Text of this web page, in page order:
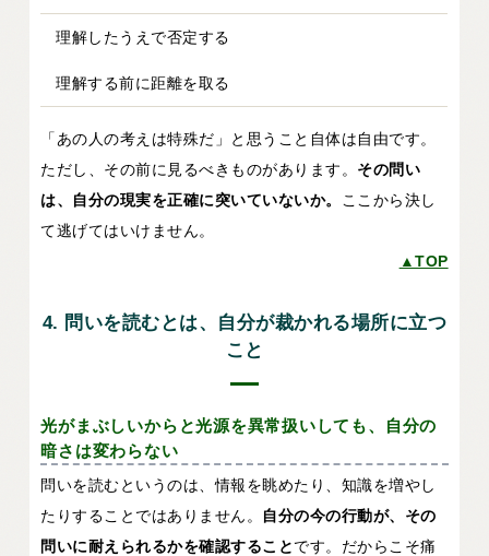
理解したうえで否定する
理解する前に距離を取る
「あの人の考えは特殊だ」と思うこと自体は自由です。
ただし、その前に見るべきものがあります。 その問い
は、自分の現実を正確に突いていないか。
ここから決し
て逃げてはいけません。
▲TOP
4. 問いを読むとは、自分が裁かれる場所に立つ
こと
光がまぶしいからと光源を異常扱いしても、自分の
暗さは変わらない
問いを読むというのは、情報を眺めたり、知識を増やし
たりすることではありません。
自分の今の行動が、その
問いに耐えられるかを確認することです。だからこそ痛